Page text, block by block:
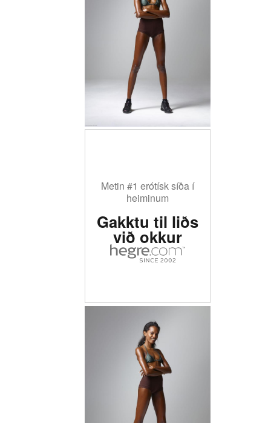
Metin #1 erótísk síða í
heiminum
Gakktu til liðs
við okkur